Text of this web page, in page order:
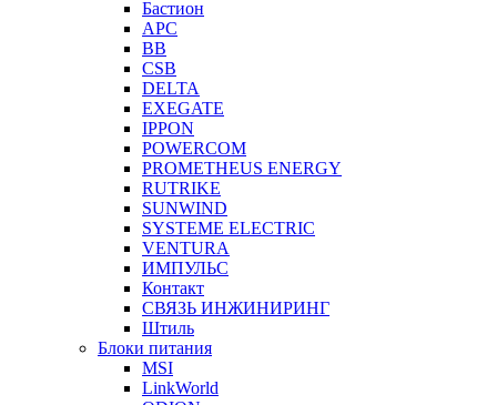
Бастион
APC
BB
CSB
DELTA
EXEGATE
IPPON
POWERCOM
PROMETHEUS ENERGY
RUTRIKE
SUNWIND
SYSTEME ELECTRIC
VENTURA
ИМПУЛЬС
Контакт
СВЯЗЬ ИНЖИНИРИНГ
Штиль
Блоки питания
MSI
LinkWorld